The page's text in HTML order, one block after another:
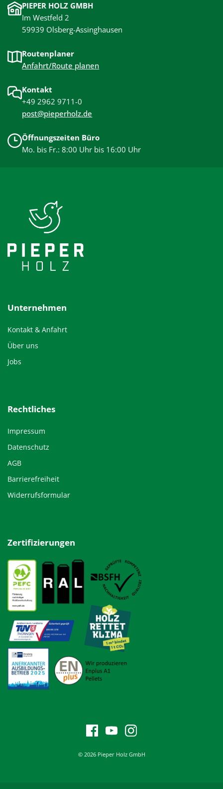
PIEPER HOLZ GMBH
Im Westfeld 2
59939 Olsberg-Assinghausen
Routenplaner
Anfahrt/Route planen
Kontakt
+49 2962 9711-0
post@pieperholz.de
Öffnungszeiten Büro
Mo. bis Fr.: 8:00 Uhr bis 16:00 Uhr
Unternehmen
Kontakt & Anfahrt
Über uns
Jobs
Rechtliches
Impressum
Datenschutz
AGB
Barrierefreiheit
Widerrufsformular
Zertifizierungen
© 2026 Pieper Holz GmbH